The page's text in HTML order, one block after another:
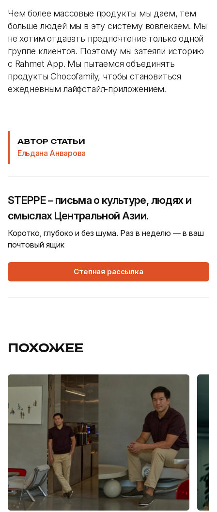
Чем более массовые продукты мы даем, тем
больше людей мы в эту систему вовлекаем. Мы
не хотим отдавать предпочтение только одной
группе клиентов. Поэтому мы затеяли историю
с Rahmet App. Мы пытаемся объединять
продукты Chocofamily, чтобы становиться
ежедневным лайфстайл-приложением.
АВТОР СТАТЬИ
Ельдана Анварова
STEPPE – письма о культуре, людях и
смыслах Центральной Азии.
Коротко, глубоко и без шума. Раз в неделю — в ваш
почтовый ящик
Степная рассылка
ПОХОЖЕЕ